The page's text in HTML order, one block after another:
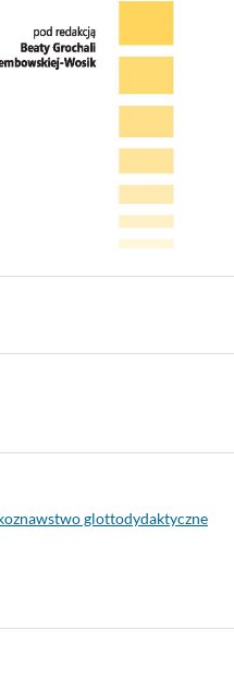
glottodydaktyczne